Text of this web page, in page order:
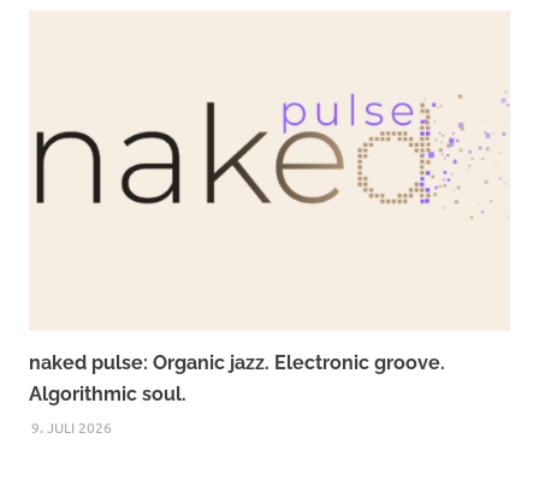
naked pulse: Organic jazz. Electronic groove.
Algorithmic soul.
9. JULI 2026